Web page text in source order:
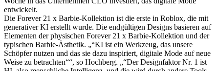
entwickelt.
Die Forever 21 x Barbie-Kollektion ist die erste in Roblox, die mit
generativer KI erstellt wurde. Die endgültigen Designs basieren auf
Elementen der physischen Forever 21 x Barbie-Kollektion und der
typischen Barbie-Ästhetik. „“KI ist ein Werkzeug, das unsere
Schöpfer nutzen und das sie dazu inspiriert, digitale Mode auf neue
Weise zu betrachten““, so Hochberg. „“Der Designfaktor Nr. 1 ist